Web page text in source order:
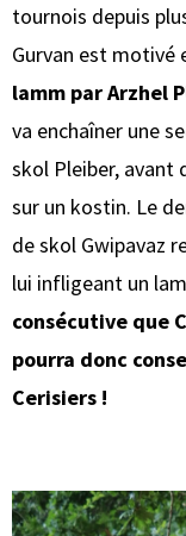
tournois depuis
Gurvan est motivé
lamm par Arzhel
va enchaîner une
skol Pleiber, avant
sur un kostin. Le
de skol Gwipavaz
lui infligeant un
consécutive que
pourra donc
Cerisiers !